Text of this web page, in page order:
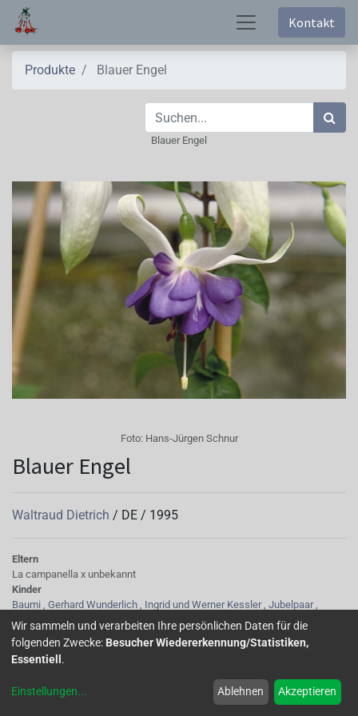
Kontakt
Produkte Blauer Engel
Blauer Engel
Foto: Hans-Jürgen Schnur
Blauer Engel
Waltraud Dietrich / DE / 1995
Eltern
La campanella x unbekannt
Kinder
Baumi , Gerhard Wunderlich , Ingrid und Werner Kessler, Jubelpaar,
Loreen
Werner Kessler , Zwönitztal
Tubus
cremeweiß mit glasigen Streifen, kurz
Sepalen
breit, später auch hochstehend, später färben sich die Spitzen rötlich,
weiß, zunächst abstehend
Wir sammeln und verarbeiten Ihre persönlichen Daten für die
folgenden Zwecke: Besucher Wiedererkennung/Statistiken,
Essentiell .
Einstellungen... Ablehnen Akzeptieren